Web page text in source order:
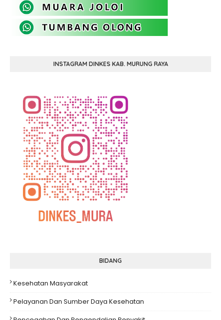
INSTAGRAM DINKES KAB. MURUNG RAYA
BIDANG
Kesehatan Masyarakat
Pelayanan Dan Sumber Daya Kesehatan